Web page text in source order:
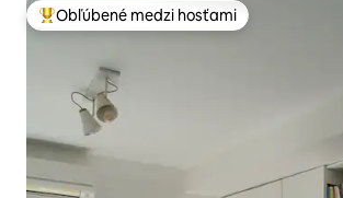
Najobľúbenejšie medzi hosťami
Obľúbené medzi hosťami